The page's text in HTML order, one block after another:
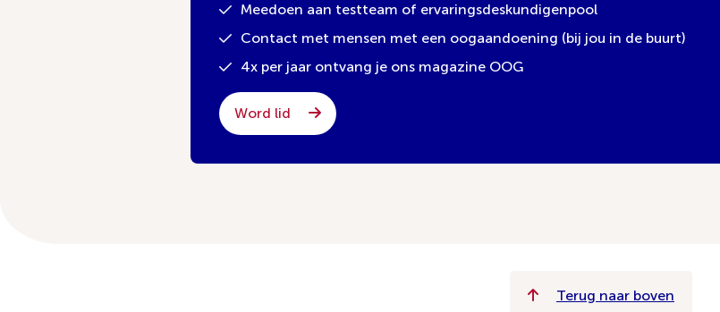
Meedoen aan testteam of ervaringsdeskundigenpool
Contact met mensen met een oogaandoening (bij jou in de buurt)
4x per jaar ontvang je ons magazine OOG
Word lid
Terug naar boven